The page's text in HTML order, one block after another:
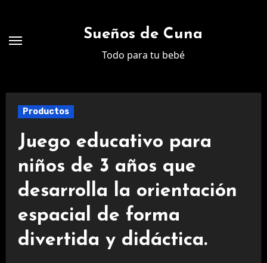
contenido
Sueños de Cuna
Todo para tu bebé
Productos
Juego educativo para
niños de 3 años que
desarrolla la orientación
espacial de forma
divertida y didáctica.